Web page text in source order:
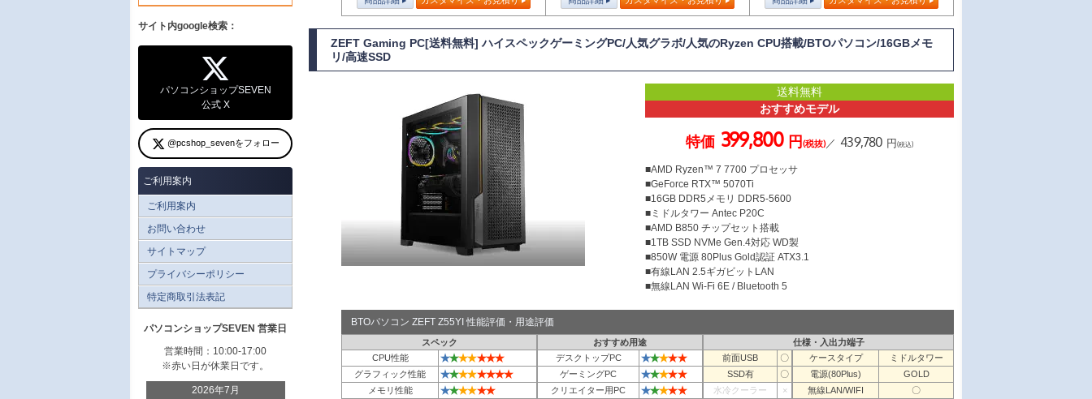
ZEFT Gaming PC[送料無料] ハイスペックゲーミングPC/人気グラボ/人気のRyzen CPU搭載/BTOパソコン/16GBメモ
リ/高速SSD
送料無料
おすすめモデル
特価 399,800 円(税抜)／ 439,780 円(税込)
■AMD Ryzen™ 7 7700 プロセッサ
■GeForce RTX™ 5070Ti
■16GB DDR5メモリ DDR5-5600
■ミドルタワー Antec P20C
■AMD B850 チップセット搭載
■1TB SSD NVMe Gen.4対応 WD製
■850W 電源 80Plus Gold認証 ATX3.1
■有線LAN 2.5ギガビットLAN
■無線LAN Wi-Fi 6E / Bluetooth 5
BTOパソコン ZEFT Z55YI 性能評価・用途評価
スペック おすすめ用途
仕様・入出力端子
CPU性能
★★★★★★★ デスクトップPC ★★★★★ 前面USB 〇 ケースタイプ
ミドルタワー
グラフィック性能
★★★★★★★★ ゲーミングPC ★★★★★ SSD有 〇 電源(80Plus)
GOLD
メモリ性能
★★★★★★ クリエイター用PC ★★★★★ 水冷クーラー × 無線LAN/WIFI
〇
サイト内google検索：
パソコンショップSEVEN
公式 X
@pcshop_sevenをフォロー
ご利用案内
ご利用案内
お問い合わせ
サイトマップ
プライバシーポリシー
特定商取引法表記
パソコンショップSEVEN 営業日
営業時間：10:00-17:00
※赤い日が休業日です。
2026年7月